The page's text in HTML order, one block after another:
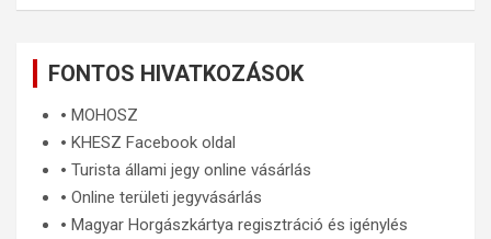
FONTOS HIVATKOZÁSOK
🞄 MOHOSZ
🞄 KHESZ Facebook oldal
🞄 Turista állami jegy online vásárlás
🞄 Online területi jegyvásárlás
🞄 Magyar Horgászkártya regisztráció és igénylés